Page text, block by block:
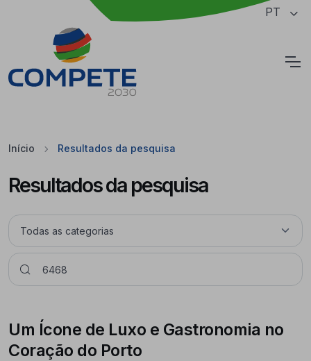
Saltar para o conteúdo principal da página PT
Início Resultados da pesquisa
Resultados da pesquisa
Um Ícone de Luxo e Gastronomia no
Coração do Porto